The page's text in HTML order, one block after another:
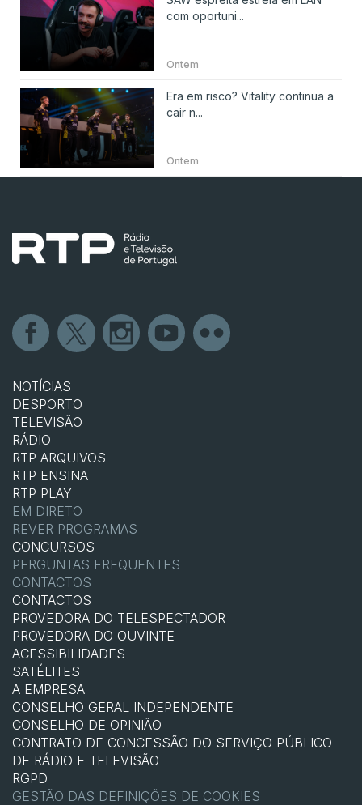
com oportuni...
Ontem
Era em risco? Vitality continua a
cair n...
Ontem
NOTÍCIAS
DESPORTO
TELEVISÃO
RÁDIO
RTP ARQUIVOS
RTP ENSINA
RTP PLAY
EM DIRETO
REVER PROGRAMAS
CONCURSOS
PERGUNTAS FREQUENTES
CONTACTOS
CONTACTOS
PROVEDORA DO TELESPECTADOR
PROVEDORA DO OUVINTE
ACESSIBILIDADES
SATÉLITES
A EMPRESA
CONSELHO GERAL INDEPENDENTE
CONSELHO DE OPINIÃO
CONTRATO DE CONCESSÃO DO SERVIÇO PÚBLICO
DE RÁDIO E TELEVISÃO
RGPD
GESTÃO DAS DEFINIÇÕES DE COOKIES